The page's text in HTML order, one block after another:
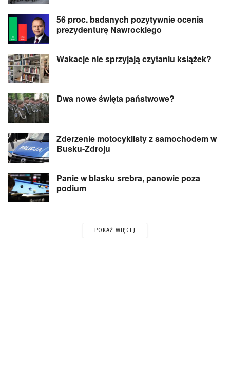
56 proc. badanych pozytywnie ocenia
prezydenturę Nawrockiego
Wakacje nie sprzyjają czytaniu książek?
Dwa nowe święta państwowe?
Zderzenie motocyklisty z samochodem w
Busku-Zdroju
Panie w blasku srebra, panowie poza
podium
POKAŻ WIĘCEJ